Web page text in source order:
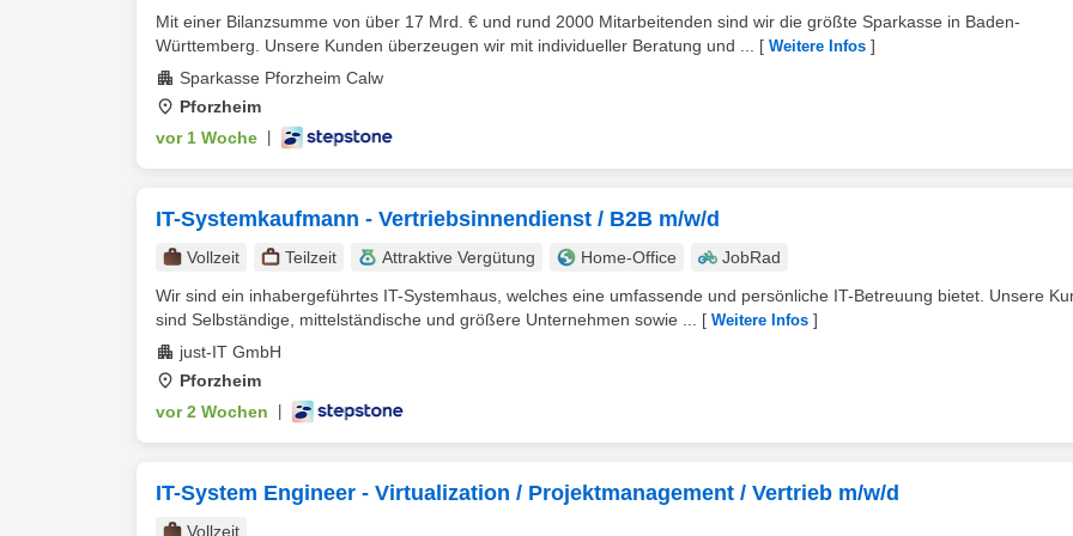
Mit einer Bilanzsumme von über 17 Mrd. € und rund 2000 Mitarbeitenden sind wir die größte Sparkasse in Baden-
Württemberg. Unsere Kunden überzeugen wir mit individueller Beratung und ...
[ Weitere Infos ]
Sparkasse Pforzheim Calw
Pforzheim
vor 1 Woche
IT-Systemkaufmann - Vertriebsinnendienst / B2B m/w/d
Vollzeit Teilzeit Attraktive Vergütung Home-Office
JobRad
Wir sind ein inhabergeführtes IT-Systemhaus, welches eine umfassende und persönliche IT-Betreuung bietet. Unsere
sind Selbständige, mittelständische und größere Unternehmen sowie ...
[ Weitere Infos ]
just-IT GmbH
Pforzheim
vor 2 Wochen
IT-System Engineer - Virtualization / Projektmanagement / Vertrieb m/w/d
Vollzeit